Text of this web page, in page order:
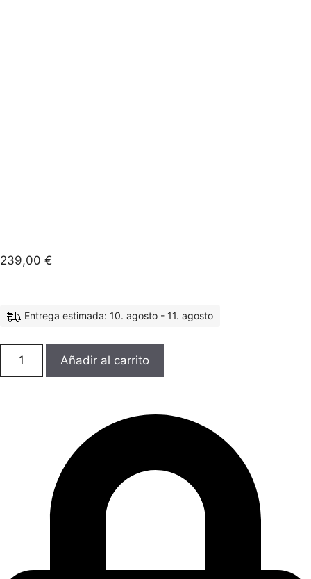
239,00 €
Entrega estimada: 10. agosto - 11. agosto
Añadir al carrito